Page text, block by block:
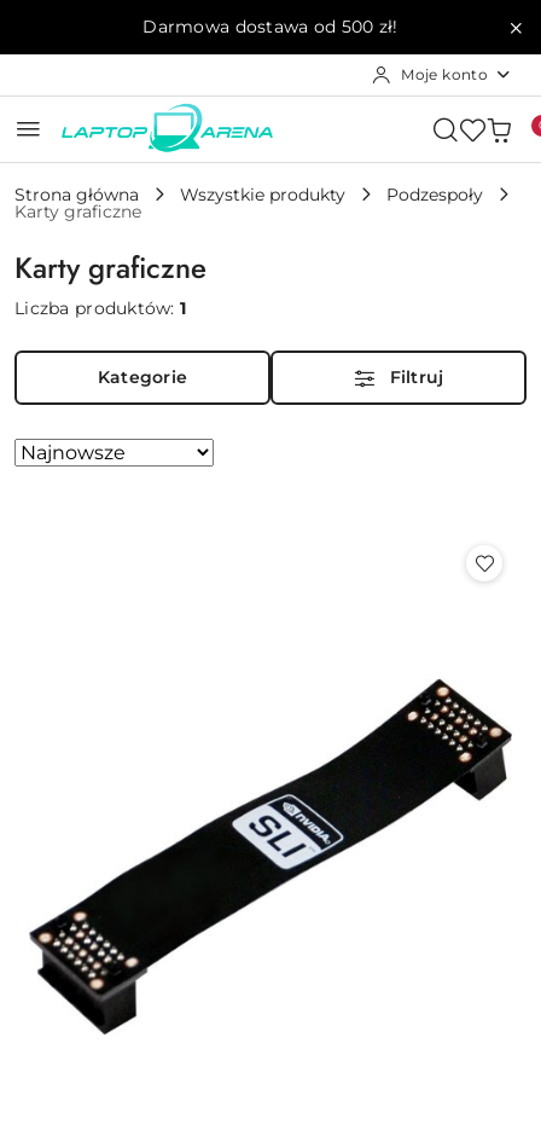
Przejdź do treści głównej
Przejdź do wyszukiwarki
Przejdź do moje konto
Przejdź do menu głównego
Przejdź do stopkiDarmowa dostawa od 500 zł!
Moje konto
Strona główna Wszystkie produkty Podzespoły
Karty graficzne
Karty graficzne
Liczba produktów:1
Kategorie Filtruj
Zastosowano
Sortuj